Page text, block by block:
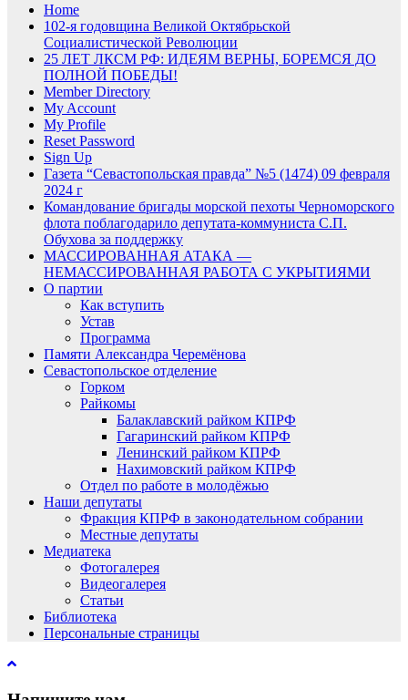
Home
102-я годовщина Великой Октябрьской
Социалистической Революции
25 ЛЕТ ЛКСМ РФ: ИДЕЯМ ВЕРНЫ, БОРЕМСЯ ДО
ПОЛНОЙ ПОБЕДЫ!
Member Directory
My Account
My Profile
Reset Password
Sign Up
Газета “Севастопольская правда” №5 (1474) 09 февраля
2024 г
Командование бригады морской пехоты Черноморского
флота поблагодарило депутата-коммуниста С.П.
Обухова за поддержку
МАССИРОВАННАЯ АТАКА —
НЕМАССИРОВАННАЯ РАБОТА С УКРЫТИЯМИ
О партии
Как вступить
Устав
Программа
Памяти Александра Черемёнова
Севастопольское отделение
Горком
Райкомы
Балаклавский райком КПРФ
Гагаринский райком КПРФ
Ленинский райком КПРФ
Нахимовский райком КПРФ
Отдел по работе в молодёжью
Наши депутаты
Фракция КПРФ в законодательном собрании
Местные депутаты
Медиатека
Фотогалерея
Видеогалерея
Статьи
Библиотека
Персональные страницы